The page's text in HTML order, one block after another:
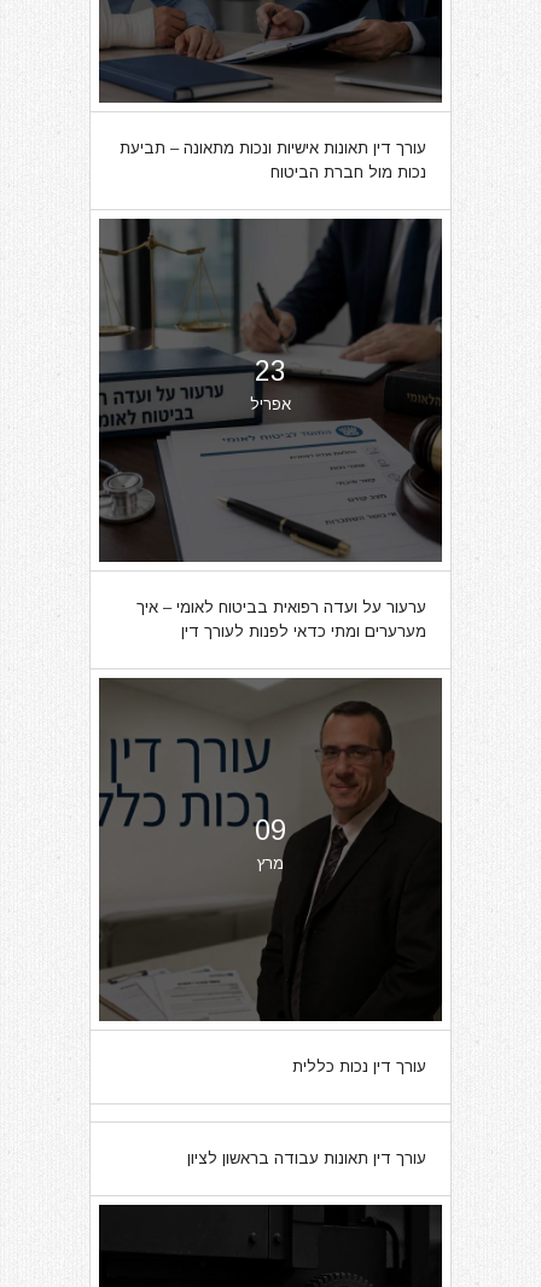
עורך דין תאונות אישיות ונכות מתאונה – תביעת
נכות מול חברת הביטוח
23
אפריל
ערעור על ועדה רפואית בביטוח לאומי – איך
מערערים ומתי כדאי לפנות לעורך דין
09
מרץ
עורך דין נכות כללית
07
מרץ
עורך דין תאונות עבודה בראשון לציון